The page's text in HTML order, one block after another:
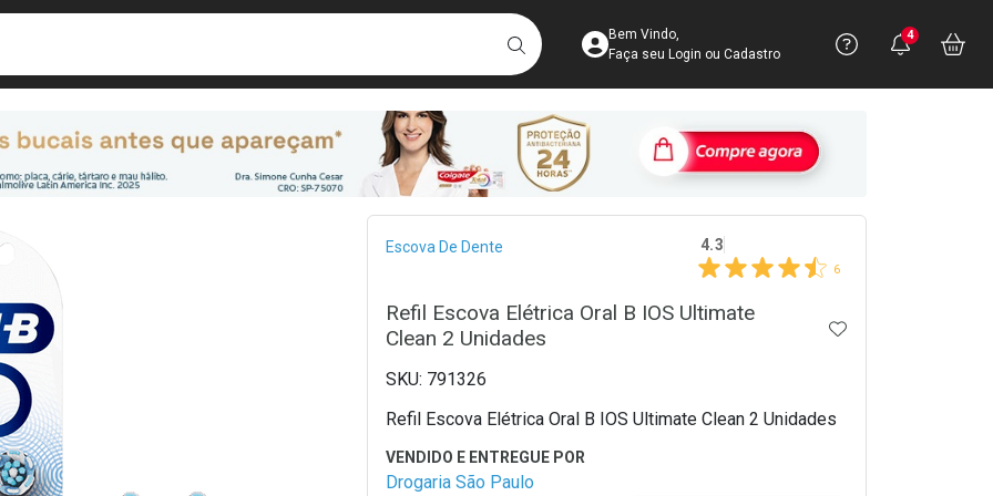
BUSCARAcesse sua Conta
Bem Vindo,
Faça seu Login ou Cadastro
Precisa
Ver Recursos
Você
4
Breadcrumb
Escova De Dente 4.3
6
Refil Escova Elétrica Oral B IOS Ultimate
Clean 2 Unidades
ADICIONAR AOS
791326
Refil Escova Elétrica Oral B IOS Ultimate Clean 2 Unidades
Drogaria São Paulo